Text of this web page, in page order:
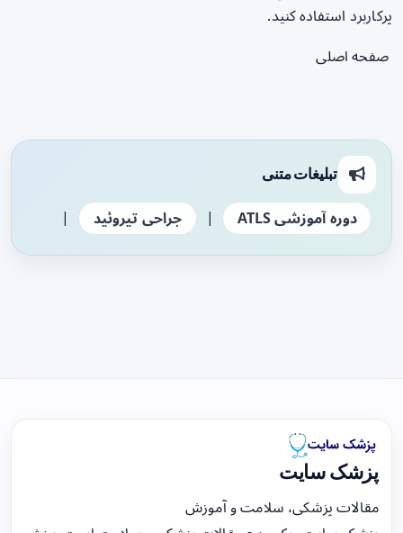
پرکاربرد استفاده کنید.
صفحه اصلی
تبلیغات متنی
دوره آموزشی ATLS | جراحی تیروئید |
پزشک سایت
مقالات پزشکی، سلامت و آموزش